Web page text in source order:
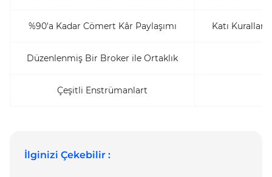
%90'a Kadar Cömert Kâr Paylaşımı Katı Kurallar
Düzenlenmiş Bir Broker ile Ortaklık
Çeşitli Enstrümanlart
İlginizi Çekebilir :